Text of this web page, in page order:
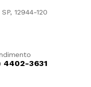
12944-120
4402-3631